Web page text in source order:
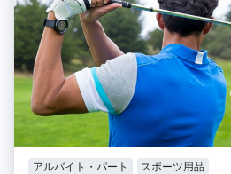
アルバイト・パート スポーツ用品